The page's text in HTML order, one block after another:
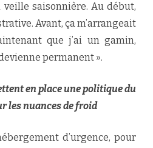
saisonnière. Au début,
Avant, ça m’arrangeait
que j’ai un gamin,
permanent ».
en place une politique du
les nuances de froid
d’urgence, pour